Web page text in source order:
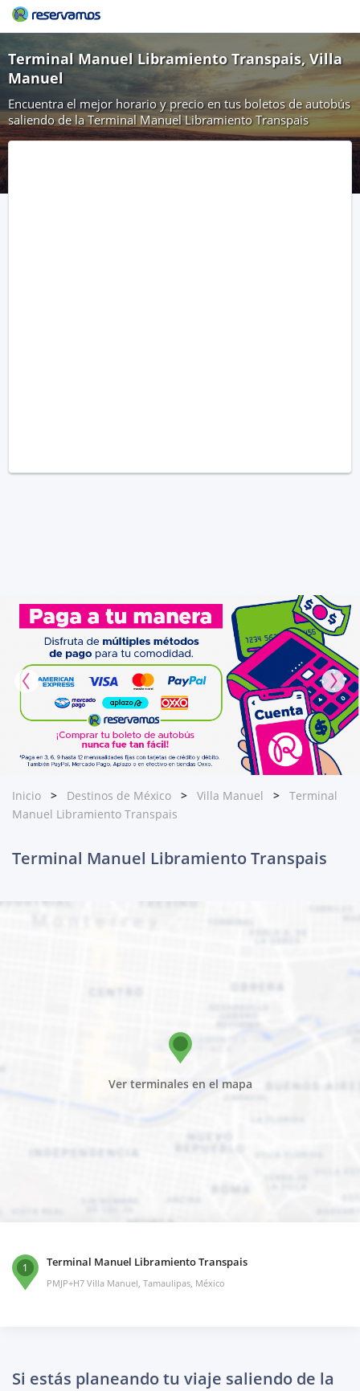
Terminal Manuel Libramiento Transpais, Villa
Manuel
Encuentra el mejor horario y precio en tus boletos de autobús
saliendo de la Terminal Manuel Libramiento Transpais
Inicio Destinos de México Villa Manuel
Terminal
Manuel Libramiento Transpais
Terminal Manuel Libramiento Transpais
Ver terminales en el mapa
1 Terminal Manuel Libramiento Transpais
PMJP+H7 Villa Manuel, Tamaulipas, México
Si estás planeando tu viaje saliendo de la